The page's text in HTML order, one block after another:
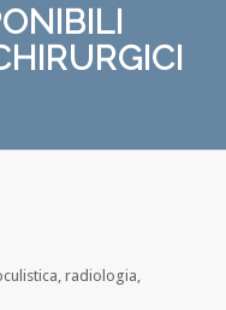
radiologia,